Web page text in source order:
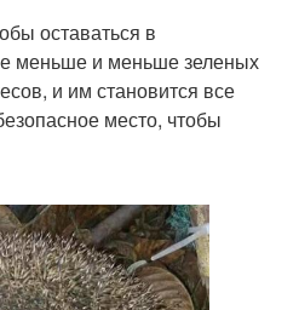
оставаться в
меньше и меньше зеленых
и им становится все
место, чтобы